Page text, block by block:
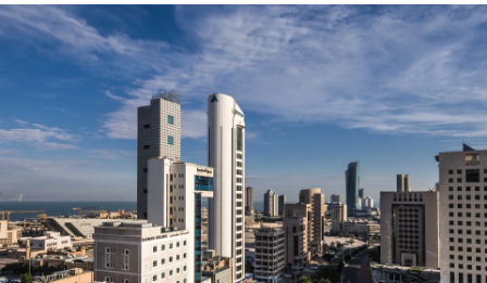
世界中の契約社員をオンボーディングし、管理
PEO
複雑な雇用関連業務を外部委託
インフラ
Remote統合
人事機能をワークフローにシームレスに統合する
プラットフォーム
成長の段階
スタートアップ
成長中の企業向けのアジャイルなグローバルHR・給与処理ソ
リューション
ミッドマーケット
カスタマイズされた人事ソリューションでチームを拡大する
企業
契約社員の報酬計算ツール
グローバルな契約社員向けに、通貨オプションと支払スピー
ドを確認する
REMOTEで学習
リサーチおよびガイド
活用事例
HR用語集
Nederlands
Deutsch
Español
Italiano
ログイン